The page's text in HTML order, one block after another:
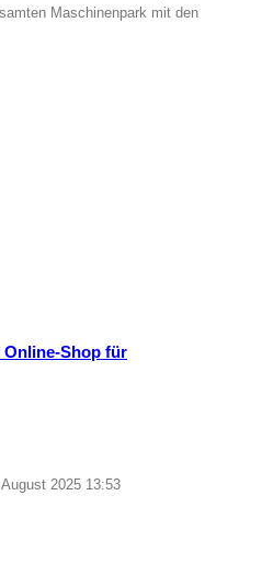
Maschinenpark mit den
Online-Shop für
August 2025 13:53